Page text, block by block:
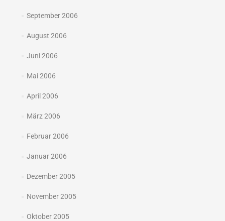
September 2006
August 2006
Juni 2006
Mai 2006
April 2006
März 2006
Februar 2006
Januar 2006
Dezember 2005
November 2005
Oktober 2005